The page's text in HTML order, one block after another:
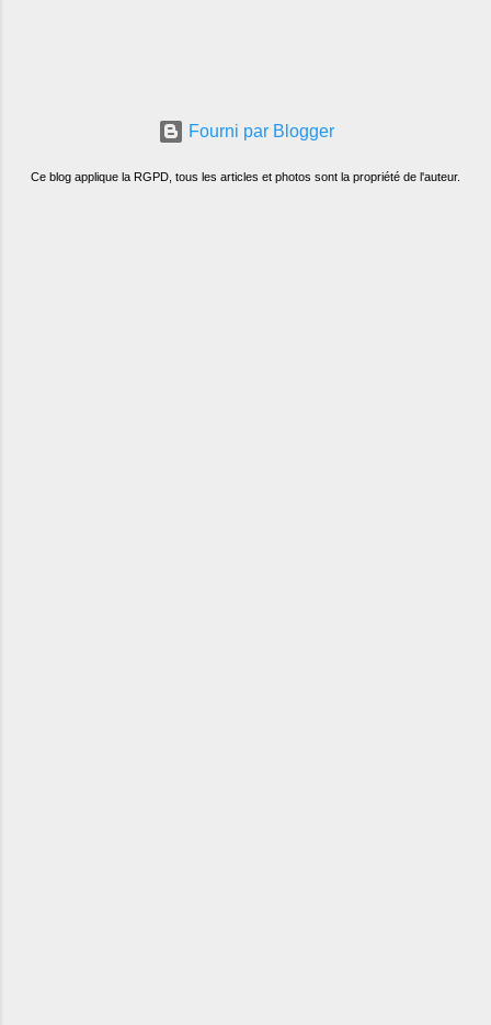
Fourni par Blogger
Ce blog applique la RGPD, tous les articles et photos sont la propriété de l'auteur.